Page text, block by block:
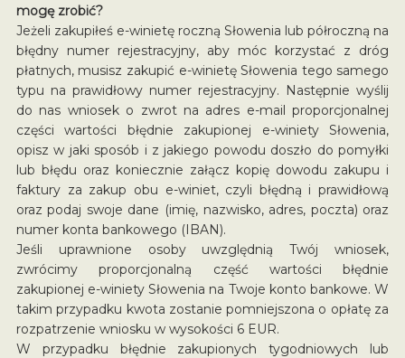
mogę zrobić?
Jeżeli zakupiłeś e-winietę roczną Słowenia lub półroczną na
błędny numer rejestracyjny, aby móc korzystać z dróg
płatnych, musisz zakupić e-winietę Słowenia tego samego
typu na prawidłowy numer rejestracyjny. Następnie wyślij
do nas wniosek o zwrot na adres e-mail proporcjonalnej
części wartości błędnie zakupionej e-winiety Słowenia,
opisz w jaki sposób i z jakiego powodu doszło do pomyłki
lub błędu oraz koniecznie załącz kopię dowodu zakupu i
faktury za zakup obu e-winiet, czyli błędną i prawidłową
oraz podaj swoje dane (imię, nazwisko, adres, poczta) oraz
numer konta bankowego (IBAN).
Jeśli uprawnione osoby uwzględnią Twój wniosek,
zwrócimy proporcjonalną część wartości błędnie
zakupionej e-winiety Słowenia na Twoje konto bankowe. W
takim przypadku kwota zostanie pomniejszona o opłatę za
rozpatrzenie wniosku w wysokości 6 EUR.
W przypadku błędnie zakupionych tygodniowych lub